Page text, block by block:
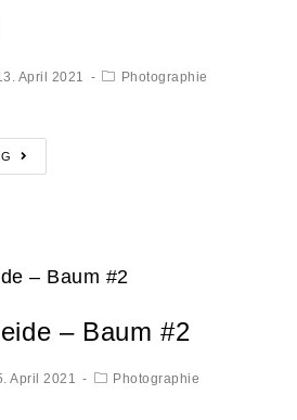
April 2021 Photographie
– Baum #2
April 2021 Photographie